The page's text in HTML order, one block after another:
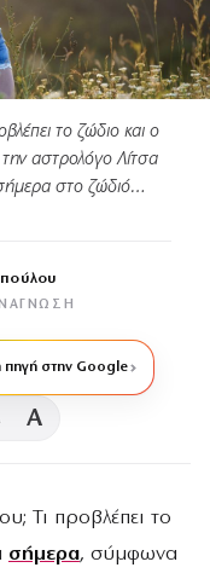
το ζώδιο και ο
αστρολόγο Λίτσα
στο ζώδιό…
πηγή στην Google
A
Τι προβλέπει το
σήμερα, σύμφωνα